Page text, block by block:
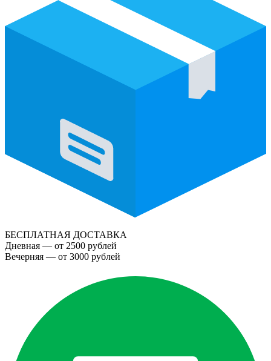
БЕСПЛАТНАЯ ДОСТАВКА
Дневная — от 2500 рублей
Вечерняя — от 3000 рублей